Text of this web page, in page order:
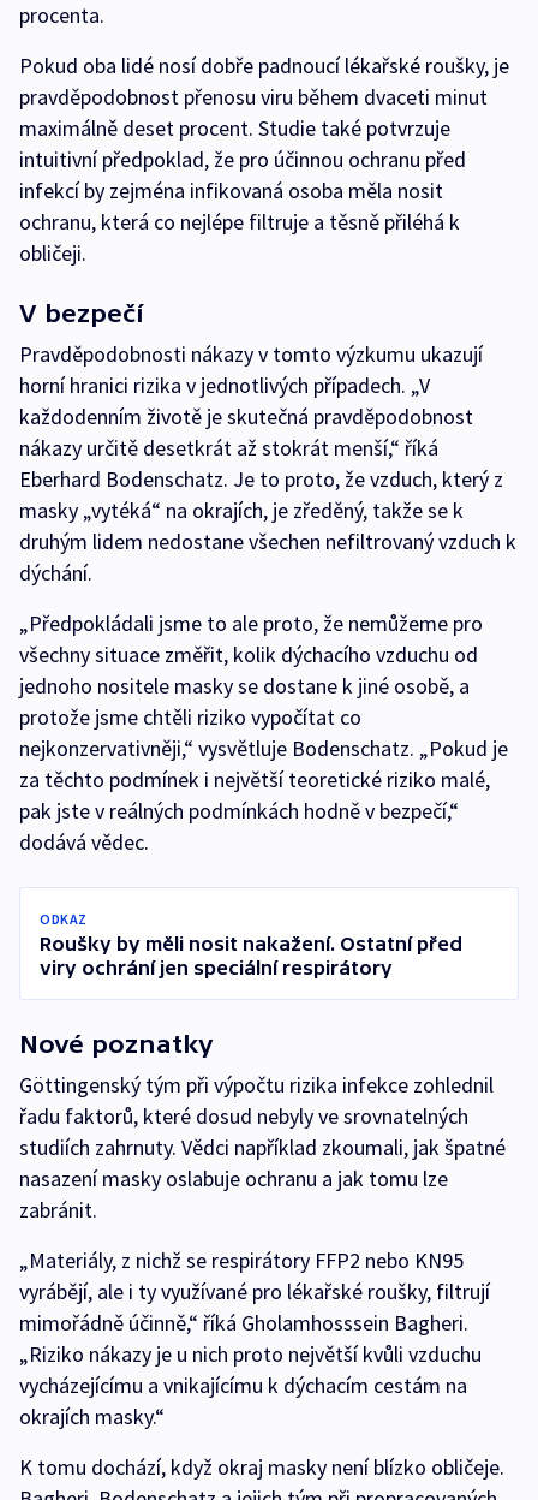
procenta.
Pokud oba lidé nosí dobře padnoucí lékařské roušky, je
pravděpodobnost přenosu viru během dvaceti minut
maximálně deset procent. Studie také potvrzuje
intuitivní předpoklad, že pro účinnou ochranu před
infekcí by zejména infikovaná osoba měla nosit
ochranu, která co nejlépe filtruje a těsně přiléhá k
obličeji.
V bezpečí
Pravděpodobnosti nákazy v tomto výzkumu ukazují
horní hranici rizika v jednotlivých případech. „V
každodenním životě je skutečná pravděpodobnost
nákazy určitě desetkrát až stokrát menší,“ říká
Eberhard Bodenschatz. Je to proto, že vzduch, který z
masky „vytéká“ na okrajích, je zředěný, takže se k
druhým lidem nedostane všechen nefiltrovaný vzduch k
dýchání.
„Předpokládali jsme to ale proto, že nemůžeme pro
všechny situace změřit, kolik dýchacího vzduchu od
jednoho nositele masky se dostane k jiné osobě, a
protože jsme chtěli riziko vypočítat co
nejkonzervativněji,“ vysvětluje Bodenschatz. „Pokud je
za těchto podmínek i největší teoretické riziko malé,
pak jste v reálných podmínkách hodně v bezpečí,“
dodává vědec.
ODKAZ
Roušky by měli nosit nakažení. Ostatní před
viry ochrání jen speciální respirátory
Nové poznatky
Göttingenský tým při výpočtu rizika infekce zohlednil
řadu faktorů, které dosud nebyly ve srovnatelných
studiích zahrnuty. Vědci například zkoumali, jak špatné
nasazení masky oslabuje ochranu a jak tomu lze
zabránit.
„Materiály, z nichž se respirátory FFP2 nebo KN95
vyrábějí, ale i ty využívané pro lékařské roušky, filtrují
mimořádně účinně,“ říká Gholamhosssein Bagheri.
„Riziko nákazy je u nich proto největší kvůli vzduchu
vycházejícímu a vnikajícímu k dýchacím cestám na
okrajích masky.“
K tomu dochází, když okraj masky není blízko obličeje.